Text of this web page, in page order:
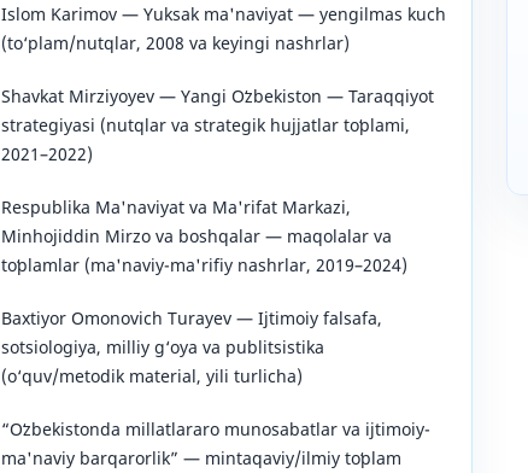
Islom Karimov — Yuksak ma'naviyat — yengilmas kuch
(to‘plam/nutqlar, 2008 va keyingi nashrlar)
Shavkat Mirziyoyev — Yangi Oʻzbekiston — Taraqqiyot
strategiyasi (nutqlar va strategik hujjatlar toʻplami,
2021–2022)
Respublika Ma'naviyat va Ma'rifat Markazi,
Minhojiddin Mirzo va boshqalar — maqolalar va
toʻplamlar (ma'naviy-ma'rifiy nashrlar, 2019–2024)
Baxtiyor Omonovich Turayev — Ijtimoiy falsafa,
sotsiologiya, milliy g‘oya va publitsistika
(o‘quv/metodik material, yili turlicha)
“Oʻzbekistonda millatlararo munosabatlar va ijtimoiy-
ma'naviy barqarorlik” — mintaqaviy/ilmiy toʻplam